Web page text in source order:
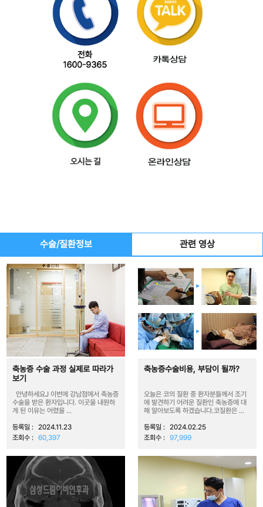
수술/질환정보 관련 영상
축농증 수술 과정 실제로 따라가
보기
안녕하세요J 이번에 강남점에서 축농증
수술을 받은 환자입니다. 이곳을 내원하
게 된 이유는 어렸을 ...
등록일 :
2024.11.23
조회수 : 60,397
축농증수술비용, 부담이 될까?
오늘은 코의 질환 중 환자분들께서 조기
에 발견하기 어려운 질환인 축농증에 대
해 알아보도록 하겠습니다.코질환은 ...
등록일 :
2024.02.25
조회수 : 97,999